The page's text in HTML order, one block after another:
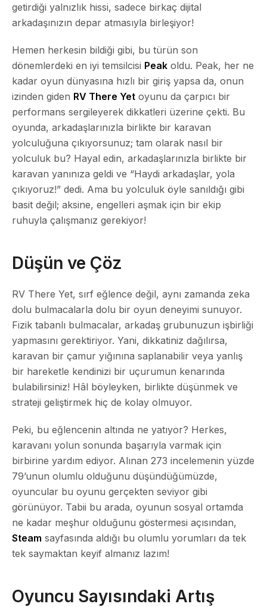
getirdiği yalnızlık hissi, sadece birkaç dijital
arkadaşınızın depar atmasıyla birleşiyor!
Hemen herkesin bildiği gibi, bu türün son
dönemlerdeki en iyi temsilcisi Peak oldu. Peak, her ne
kadar oyun dünyasına hızlı bir giriş yapsa da, onun
izinden giden RV There Yet oyunu da çarpıcı bir
performans sergileyerek dikkatleri üzerine çekti. Bu
oyunda, arkadaşlarınızla birlikte bir karavan
yolculuğuna çıkıyorsunuz; tam olarak nasıl bir
yolculuk bu? Hayal edin, arkadaşlarınızla birlikte bir
karavan yanınıza geldi ve “Haydi arkadaşlar, yola
çıkıyoruz!” dedi. Ama bu yolculuk öyle sanıldığı gibi
basit değil; aksine, engelleri aşmak için bir ekip
ruhuyla çalışmanız gerekiyor!
Düşün ve Çöz
RV There Yet, sırf eğlence değil, aynı zamanda zeka
dolu bulmacalarla dolu bir oyun deneyimi sunuyor.
Fizik tabanlı bulmacalar, arkadaş grubunuzun işbirliği
yapmasını gerektiriyor. Yani, dikkatiniz dağılırsa,
karavan bir çamur yığınına saplanabilir veya yanlış
bir hareketle kendinizi bir uçurumun kenarında
bulabilirsiniz! Hâl böyleyken, birlikte düşünmek ve
strateji geliştirmek hiç de kolay olmuyor.
Peki, bu eğlencenin altında ne yatıyor? Herkes,
karavanı yolun sonunda başarıyla varmak için
birbirine yardım ediyor. Alınan 273 incelemenin yüzde
79’unun olumlu olduğunu düşündüğümüzde,
oyuncular bu oyunu gerçekten seviyor gibi
görünüyor. Tabii bu arada, oyunun sosyal ortamda
ne kadar meşhur olduğunu göstermesi açısından,
Steam sayfasında aldığı bu olumlu yorumları da tek
tek saymaktan keyif almanız lazım!
Oyuncu Sayısındaki Artış